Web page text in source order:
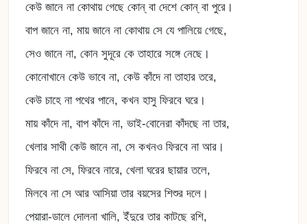
কেউ জানে না কোথায় গেছে কোন্ বা দেশে কোন্ বা পুরে।
বাপ জানে না, মায় জানে না কোথায় সে যে পালিয়ে গেছে,
সেও জানে না, কোন সুদূরে কে তাহারে সঙ্গে নেছে।
কোনোখানে কেউ ভাবে না, কেউ কাঁদে না তাহার তরে,
কেউ চাহে না পথের পানে, কখন হাসু ফিরবে ঘরে।
মায় কাঁদে না, বাপ কাঁদে না, ভাই-বোনেরা কাঁদছে না তার,
খেলার সাথী কেউ জানে না, সে কখনও ফিরবে না আর।
ফিরবে না সে, ফিরবে নারে, খেলা ঘরের ছায়ার তলে,
মিলবে না সে আর আসিয়া তার বয়সের শিশুর দলে।
পেয়ারা-ডালে দোলনা খালি, ইঁদুরে তার কাটছে রশি,